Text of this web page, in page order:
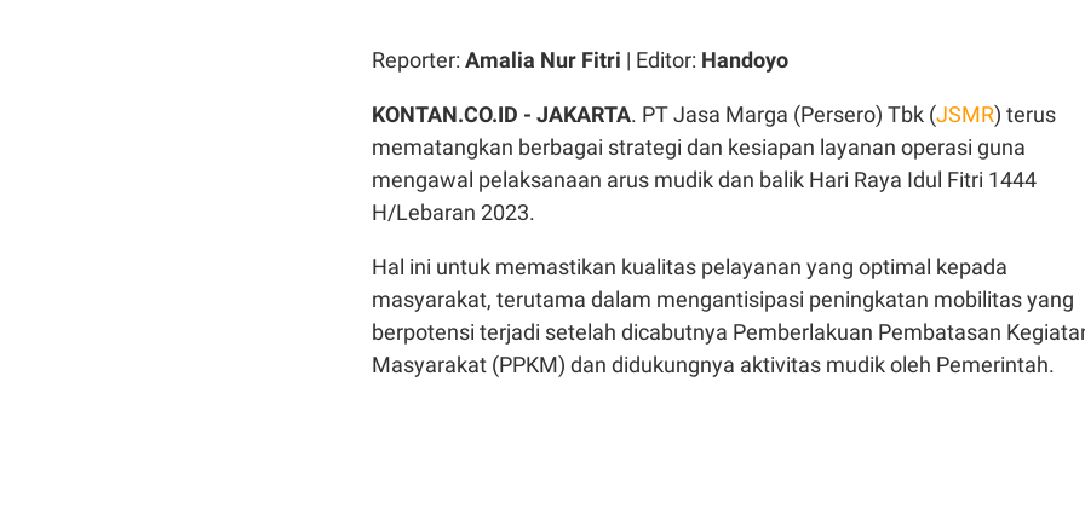
Reporter: Amalia Nur Fitri | Editor: Handoyo
KONTAN.CO.ID - JAKARTA. PT Jasa Marga (Persero) Tbk (JSMR) terus
mematangkan berbagai strategi dan kesiapan layanan operasi guna
mengawal pelaksanaan arus mudik dan balik Hari Raya Idul Fitri 1444
H/Lebaran 2023.
Hal ini untuk memastikan kualitas pelayanan yang optimal kepada
masyarakat, terutama dalam mengantisipasi peningkatan mobilitas yang
berpotensi terjadi setelah dicabutnya Pemberlakuan Pembatasan
Masyarakat (PPKM) dan didukungnya aktivitas mudik oleh Pemerintah.